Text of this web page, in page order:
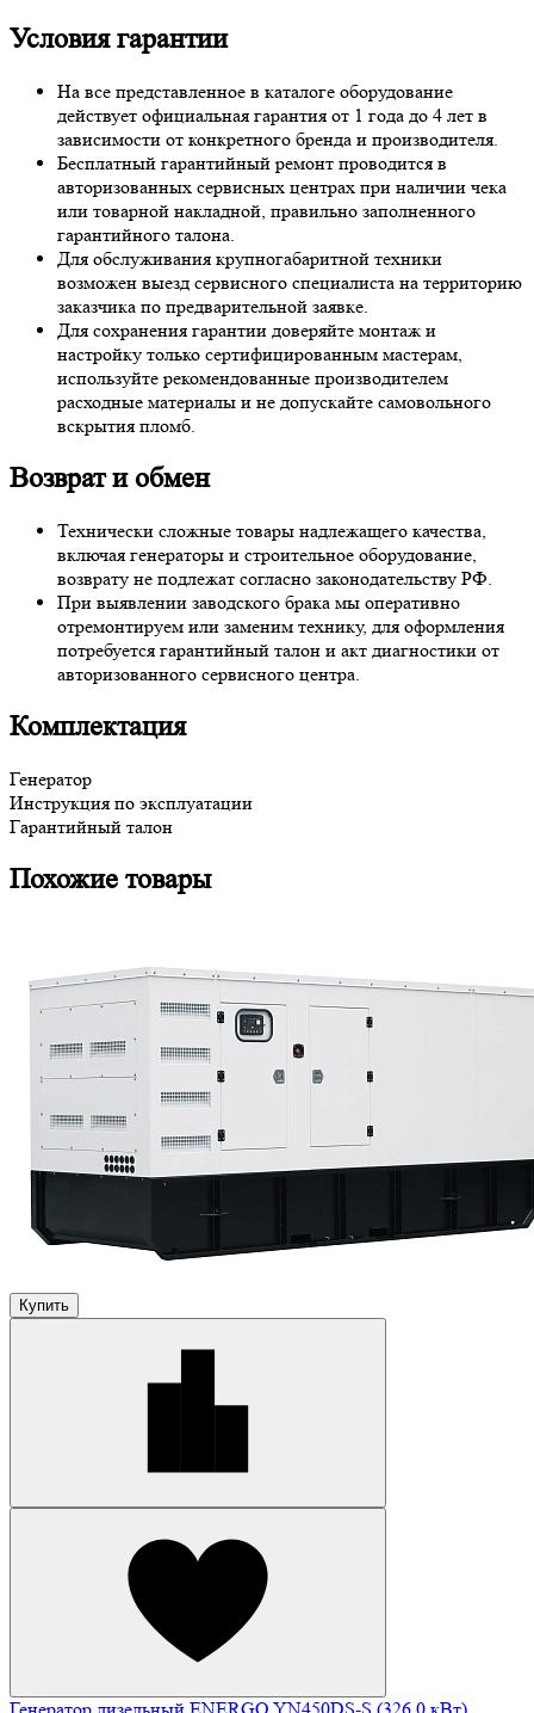
Условия гарантии
На все представленное в каталоге оборудование
действует официальная гарантия от 1 года до 4 лет в
зависимости от конкретного бренда и производителя.
Бесплатный гарантийный ремонт проводится в
авторизованных сервисных центрах при наличии чека
или товарной накладной, правильно заполненного
гарантийного талона.
Для обслуживания крупногабаритной техники
возможен выезд сервисного специалиста на территорию
заказчика по предварительной заявке.
Для сохранения гарантии доверяйте монтаж и
настройку только сертифицированным мастерам,
используйте рекомендованные производителем
расходные материалы и не допускайте самовольного
вскрытия пломб.
Возврат и обмен
Технически сложные товары надлежащего качества,
включая генераторы и строительное оборудование,
возврату не подлежат согласно законодательству РФ.
При выявлении заводского брака мы оперативно
отремонтируем или заменим технику, для оформления
потребуется гарантийный талон и акт диагностики от
авторизованного сервисного центра.
Комплектация
Генератор
Инструкция по эксплуатации
Гарантийный талон
Похожие товары
Купить
Генератор дизельный ENERGO YN450DS-S (326,0 кВт)